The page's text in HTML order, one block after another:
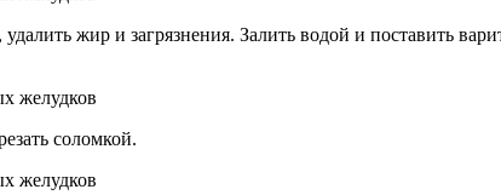
жир и загрязнения. Залить водой и поставить
соломкой.